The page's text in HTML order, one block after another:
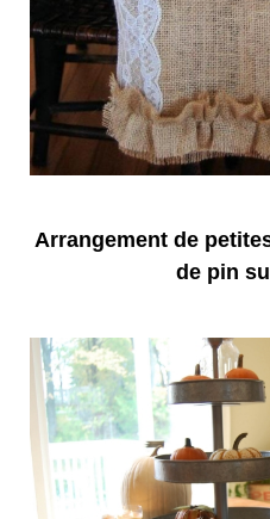
Arrangement de
de pin